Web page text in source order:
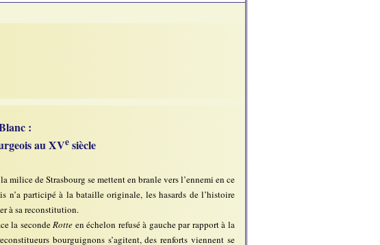
:
au XVe siècle
milice de Strasbourg se mettent en branle vers l’ennemi en ce
participé à la bataille originale, les hasards de l’histoire
à sa reconstitution.
la secondeRotte en échelon refusé à gauche par rapport à la
bourguignons s’agitent, des renforts viennent se